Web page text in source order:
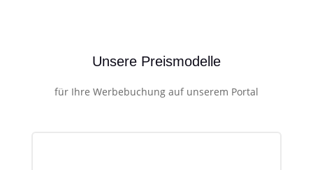
Unsere Preismodelle
für Ihre Werbebuchung auf unserem Portal